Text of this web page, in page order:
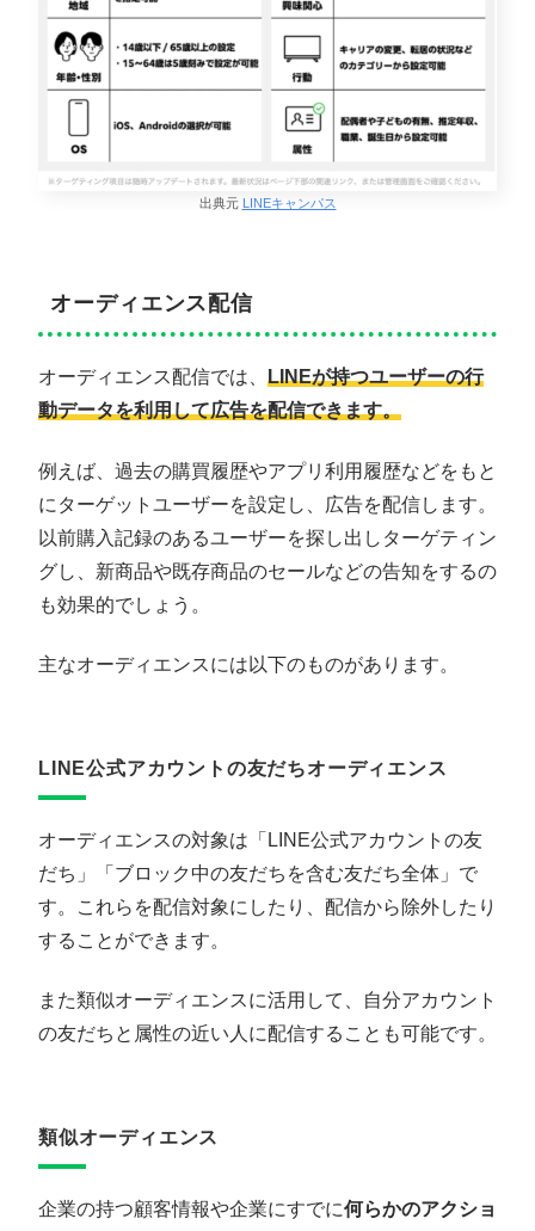
出典元 LINEキャンパス
オーディエンス配信
オーディエンス配信では、 LINEが持つユーザーの行
動データを利用して広告を配信できます。
例えば、過去の購買履歴やアプリ利用履歴などをもと
にターゲットユーザーを設定し、広告を配信します。
以前購入記録のあるユーザーを探し出しターゲティン
グし、新商品や既存商品のセールなどの告知をするの
も効果的でしょう。
主なオーディエンスには以下のものがあります。
LINE公式アカウントの友だちオーディエンス
オーディエンスの対象は「LINE公式アカウントの友
だち」「ブロック中の友だちを含む友だち全体」で
す。これらを配信対象にしたり、配信から除外したり
することができます。
また類似オーディエンスに活用して、自分アカウント
の友だちと属性の近い人に配信することも可能です。
類似オーディエンス
企業の持つ顧客情報や企業にすでに何らかのアクショ